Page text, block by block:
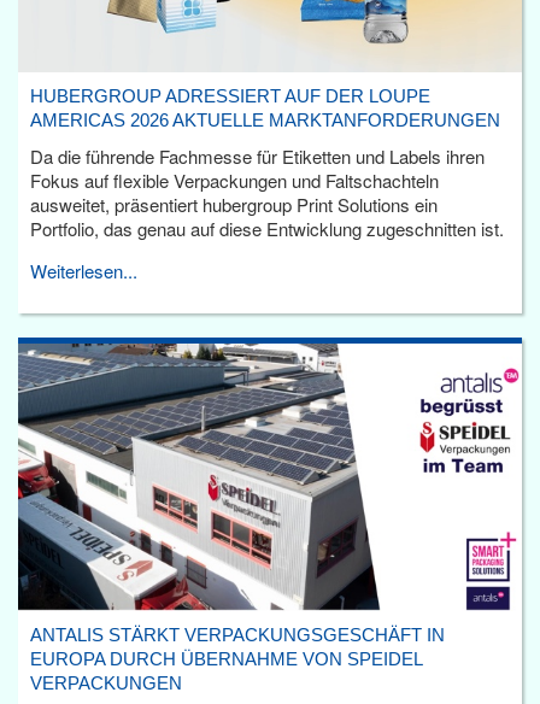
HUBERGROUP ADRESSIERT AUF DER LOUPE
AMERICAS 2026 AKTUELLE MARKTANFORDERUNGEN
Da die führende Fachmesse für Etiketten und Labels ihren
Fokus auf flexible Verpackungen und Faltschachteln
ausweitet, präsentiert hubergroup Print Solutions ein
Portfolio, das genau auf diese Entwicklung zugeschnitten ist.
Weiterlesen...
ANTALIS STÄRKT VERPACKUNGSGESCHÄFT IN
EUROPA DURCH ÜBERNAHME VON SPEIDEL
VERPACKUNGEN